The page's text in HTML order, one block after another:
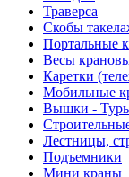
Траверса
Скобы
Портальные
Весы
Каретки
Мобильные
Вышки -
Лестницы,
Подъемники
Мини краны